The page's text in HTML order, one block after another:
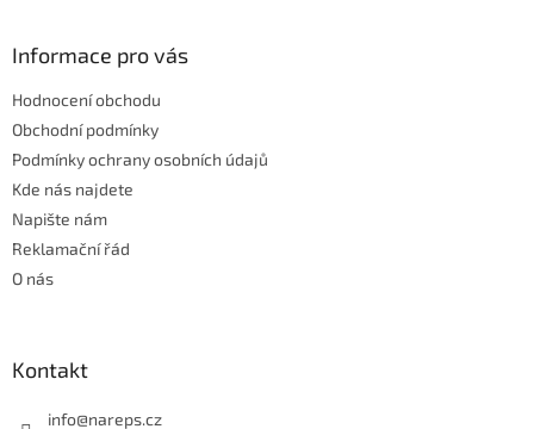
v
Informace pro vás
Hodnocení obchodu
Obchodní podmínky
Podmínky ochrany osobních údajů
Kde nás najdete
Napište nám
Reklamační řád
O nás
Kontakt
info@nareps.cz